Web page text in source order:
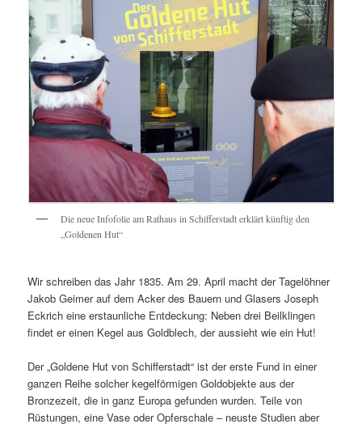
Die neue Infofolie am Rathaus in Schifferstadt erklärt künftig den
„Goldenen Hut“
Wir schreiben das Jahr 1835. Am 29. April macht der Tagelöhner
Jakob Geimer auf dem Acker des Bauern und Glasers Joseph
Eckrich eine erstaunliche Entdeckung: Neben drei Beilklingen
findet er einen Kegel aus Goldblech, der aussieht wie ein Hut!
Der „Goldene Hut von Schifferstadt“ ist der erste Fund in einer
ganzen Reihe solcher kegelförmigen Goldobjekte aus der
Bronzezeit, die in ganz Europa gefunden wurden. Teile von
Rüstungen, eine Vase oder Opferschale – neuste Studien aber